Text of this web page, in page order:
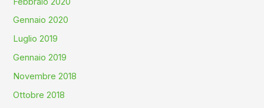
Gennaio 2020
Luglio 2019
Gennaio 2019
Novembre 2018
Ottobre 2018